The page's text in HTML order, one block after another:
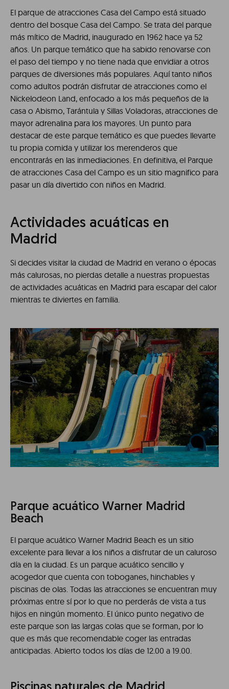
El parque de atracciones Casa del Campo está situado
dentro del bosque Casa del Campo. Se trata del parque
más mítico de Madrid, inaugurado en 1962 hace ya 52
años. Un parque temático que ha sabido renovarse con
el paso del tiempo y no tiene nada que envidiar a otros
parques de diversiones más populares. Aquí tanto niños
como adultos podrán disfrutar de atracciones como el
Nickelodeon Land, enfocado a los más pequeños de la
casa o Abismo, Tarántula y Sillas Voladoras, atracciones de
mayor adrenalina para los mayores. Un punto para
destacar de este parque temático es que puedes llevarte
tu propia comida y utilizar los merenderos que
encontrarás en las inmediaciones. En definitiva, el Parque
de atracciones Casa del Campo es un sitio magnifico para
pasar un día divertido con niños en Madrid.
Actividades acuáticas en
Madrid
Si decides visitar la ciudad de Madrid en verano o épocas
más calurosas, no pierdas detalle a nuestras propuestas
de actividades acuáticas en Madrid para escapar del calor
mientras te diviertes en familia.
Parque acuático Warner Madrid
Beach
El parque acuático Warner Madrid Beach es un sitio
excelente para llevar a los niños a disfrutar de un caluroso
día en la ciudad. Es un parque acuático sencillo y
acogedor que cuenta con toboganes, hinchables y
piscinas de olas. Todas las atracciones se encuentran muy
próximas entre sí por lo que no perderás de vista a tus
hijos en ningún momento. El único punto negativo de
este parque son las largas colas que se forman, por lo
que es más que recomendable coger las entradas
anticipadas. Abierto todos los días de 12.00 a 19.00.